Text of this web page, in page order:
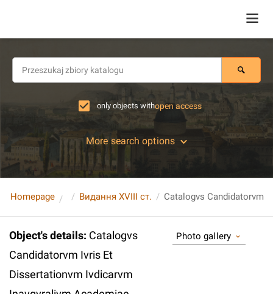
only objects withopen access
More search options
Homepage Видання XVIII ст.
Object's details: Catalogvs
Candidatorvm Ivris Et
Dissertationvm Ivdicarvm
Photo gallery